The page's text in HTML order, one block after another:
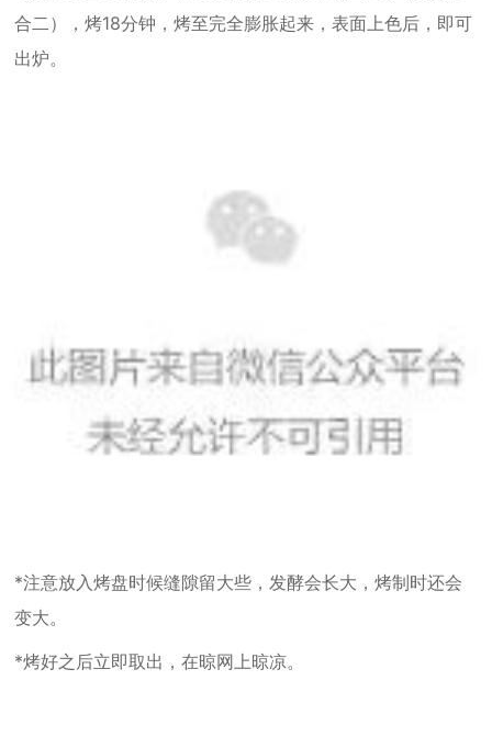
合二），烤18分钟，烤至完全膨胀起来，表面上色后，即可
出炉。
*注意放入烤盘时候缝隙留大些，发酵会长大，烤制时还会
变大。
*烤好之后立即取出，在晾网上晾凉。